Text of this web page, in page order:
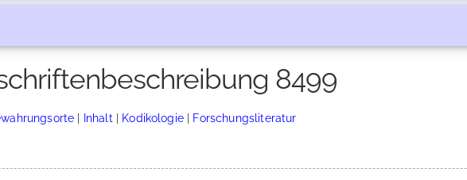
8499
| Inhalt | Kodikologie| Forschungsliteratur